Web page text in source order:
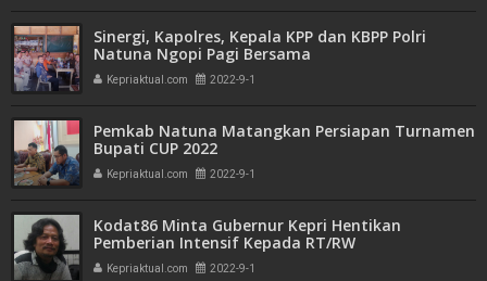
Sinergi, Kapolres, Kepala KPP dan KBPP Polri
Natuna Ngopi Pagi Bersama
Kepriaktual.com 2022-9-1
Pemkab Natuna Matangkan Persiapan Turnamen
Bupati CUP 2022
Kepriaktual.com 2022-9-1
Kodat86 Minta Gubernur Kepri Hentikan
Pemberian Intensif Kepada RT/RW
Kepriaktual.com 2022-9-1